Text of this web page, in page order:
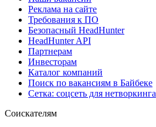
Реклама на сайте
Требования к ПО
Безопасный HeadHunter
HeadHunter API
Партнерам
Инвесторам
Каталог компаний
Поиск по вакансиям в Байбеке
Сетка: соцсеть для нетворкинга
Соискателям